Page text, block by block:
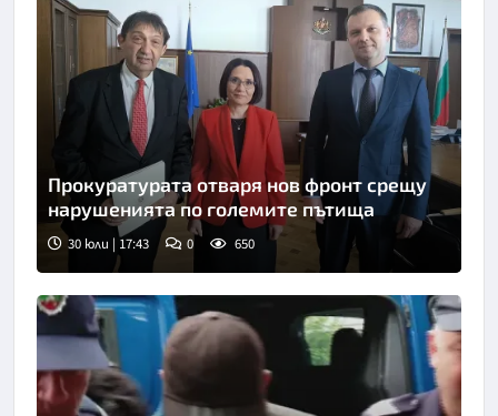
Прокуратурата отваря нов фронт срещу
нарушенията по големите пътища
30 юли | 17:43 0 650